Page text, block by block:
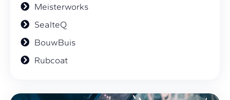
Meisterworks
SealteQ
BouwBuis
Rubcoat